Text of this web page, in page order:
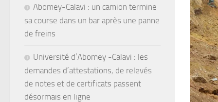
Abomey-Calavi : un camion termine
sa course dans un bar après une panne
de freins
Université d’Abomey -Calavi : les
demandes d’attestations, de relevés
de notes et de certificats passent
désormais en ligne